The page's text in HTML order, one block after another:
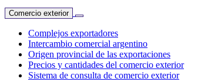
Comercio exterior
Complejos exportadores
Intercambio comercial argentino
Origen provincial de las exportaciones
Precios y cantidades del comercio exterior
Sistema de consulta de comercio exterior